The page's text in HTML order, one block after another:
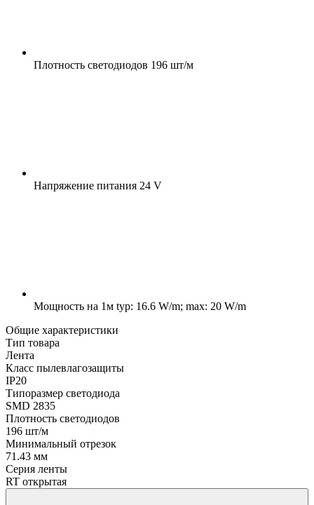
Плотность светодиодов 196 шт/м
Напряжение питания 24 V
Мощность на 1м typ: 16.6 W/m; max: 20 W/m
Общие характеристики
Тип товара
Лента
Класс пылевлагозащиты
IP20
Типоразмер светодиода
SMD 2835
Плотность светодиодов
196 шт/м
Минимальный отрезок
71.43 мм
Серия ленты
RT открытая